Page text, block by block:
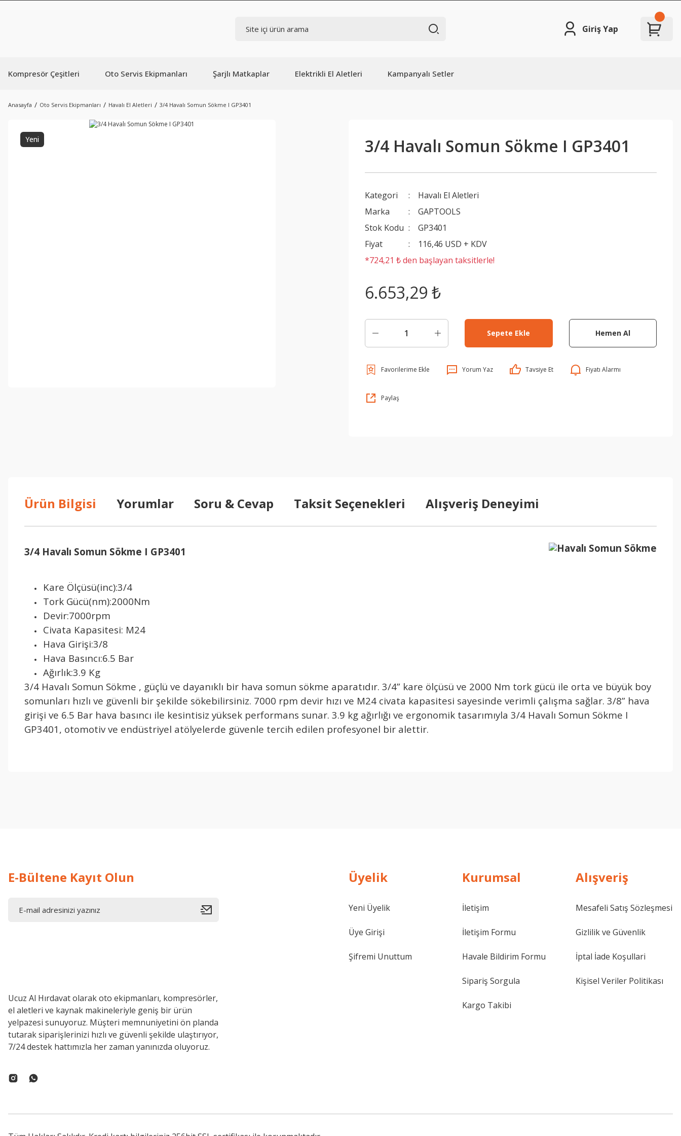
Giriş Yap
Kompresör Çeşitleri Oto Servis Ekipmanları Şarjlı Matkaplar Elektrikli El Aletleri Kampanyalı Setler
Anasayfa Oto Servis Ekipmanları Havalı El Aletleri 3/4 Havalı Somun Sökme I GP3401
Yeni 3/4 Havalı Somun Sökme I GP3401
Kategori
Havalı El Aletleri
Marka
GAPTOOLS
Stok Kodu
GP3401
Fiyat
116,46 USD + KDV
*724,21 ₺ den başlayan taksitlerle!
6.653,29 ₺
Sepete Ekle Hemen Al
Yorum Yaz Tavsiye Et Fiyatı Alarmı
Paylaş
Ürün Bilgisi Yorumlar Soru & Cevap Taksit Seçenekleri Alışveriş Deneyimi
3/4 Havalı Somun Sökme I GP3401
Kare Ölçüsü(inc):3/4
Tork Gücü(nm):2000Nm
Devir:7000rpm
Civata Kapasitesi: M24
Hava Girişi:3/8
Hava Basıncı:6.5 Bar
Ağırlık:3.9 Kg
3/4 Havalı Somun Sökme , güçlü ve dayanıklı bir hava somun sökme aparatıdır. 3/4” kare ölçüsü ve 2000 Nm tork gücü ile orta ve büyük boy
somunları hızlı ve güvenli bir şekilde sökebilirsiniz. 7000 rpm devir hızı ve M24 civata kapasitesi sayesinde verimli çalışma sağlar. 3/8” hava
girişi ve 6.5 Bar hava basıncı ile kesintisiz yüksek performans sunar. 3.9 kg ağırlığı ve ergonomik tasarımıyla 3/4 Havalı Somun Sökme I
GP3401, otomotiv ve endüstriyel atölyelerde güvenle tercih edilen profesyonel bir alettir.
E-Bültene Kayıt Olun
Ucuz Al Hırdavat olarak oto ekipmanları, kompresörler,
el aletleri ve kaynak makineleriyle geniş bir ürün
yelpazesi sunuyoruz. Müşteri memnuniyetini ön planda
tutarak siparişlerinizi hızlı ve güvenli şekilde ulaştırıyor,
7/24 destek hattımızla her zaman yanınızda oluyoruz.
Üyelik
Yeni Üyelik
Üye Girişi
Şifremi Unuttum
Kurumsal
İletişim
İletişim Formu
Havale Bildirim Formu
Sipariş Sorgula
Kargo Takibi
Alışveriş
Mesafeli Satış Sözleşmesi
Gizlilik ve Güvenlik
İptal İade Koşullari
Kişisel Veriler Politikası